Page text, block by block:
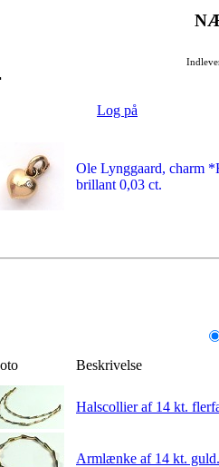
Log på
Ole Lynggaard, charm
brillant 0,03 ct.
Beskrivelse
Halscollier af 14 kt.
Armlænke af 14 kt. guld.